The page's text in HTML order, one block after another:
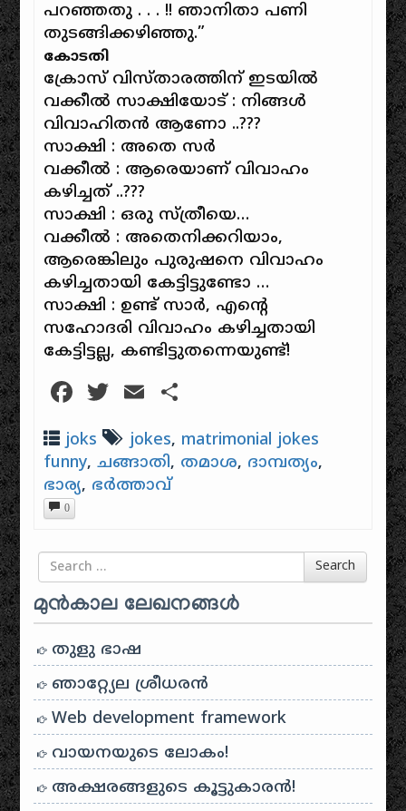
പറഞ്ഞതു . . . !! ഞാനിതാ പണി
തുടങ്ങിക്കഴിഞ്ഞു.”
കോടതി
ക്രോസ് വിസ്താരത്തിന് ഇടയില്‍
വക്കീല്‍ സാക്ഷിയോട് : നിങ്ങള്‍
വിവാഹിതന്‍ ആണോ ..???
സാക്ഷി : അതെ സര്‍
വക്കീല്‍ : ആരെയാണ് വിവാഹം
കഴിച്ചത് ..???
സാക്ഷി : ഒരു സ്ത്രീയെ…
വക്കീല്‍ : അതെനിക്കറിയാം,
ആരെങ്കിലും പുരുഷനെ വിവാഹം
കഴിച്ചതായി കേട്ടിട്ടുണ്ടോ …
സാക്ഷി : ഉണ്ട് സാര്‍, എന്റെ
സഹോദരി വിവാഹം കഴിച്ചതായി
കേട്ടിട്ടല്ല, കണ്ടിട്ടുതന്നെയുണ്ട്!
Facebook
Twitter
Email
joks jokes, matrimonial jokes
funny,ചങ്ങാതി, തമാശ, ദാമ്പത്യം,
ഭാര്യ, ഭർത്താവ്
0
Search for Search
മുൻകാല ലേഖനങ്ങൾ
തുളു ഭാഷ
ഞാറ്റ്യേല ശ്രീധരൻ
Web development framework
വായനയുടെ ലോകം!
അക്ഷരങ്ങളുടെ കൂട്ടുകാരൻ!